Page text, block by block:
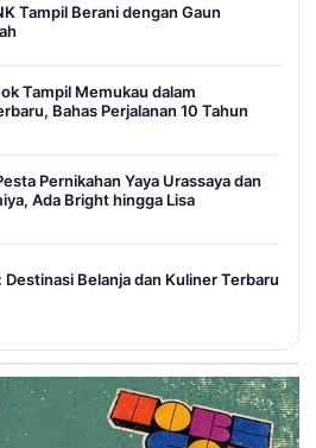
Tampil Berani dengan Gaun
Tampil Memukau dalam
Bahas Perjalanan 10 Tahun
Pernikahan Yaya Urassaya dan
Ada Bright hingga Lisa
Belanja dan Kuliner Terbaru